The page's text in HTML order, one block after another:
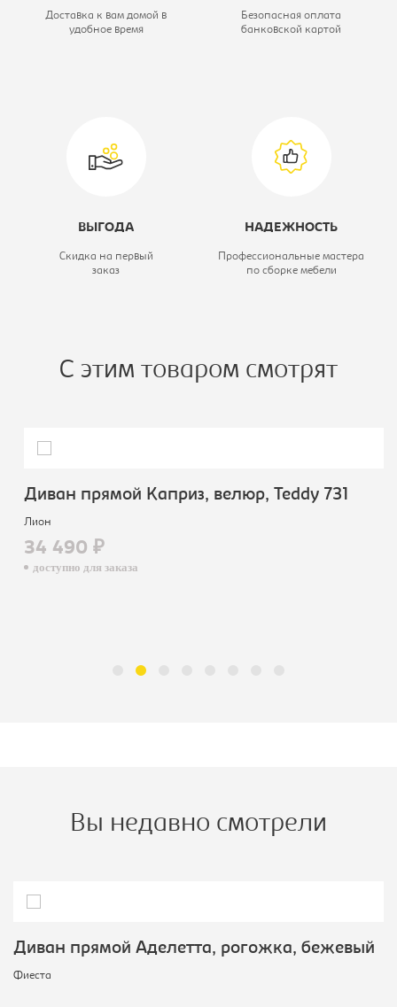
Материал обивки:
Доставка к вам домой в
удобное время
Безопасная оплата
банковской картой
ВЫГОДА
Скидка на первый
заказ
НАДЕЖНОСТЬ
Профессиональные мастера
по сборке мебели
С этим товаром смотрят
Диван прямой Каприз, велюр, Teddy 731
Лион
34 490 ₽
доступно для заказа
Вы недавно смотрели
Диван прямой Аделетта, рогожка, бежевый
Фиеста